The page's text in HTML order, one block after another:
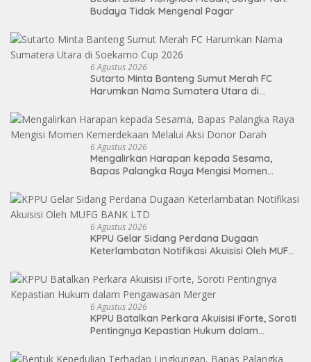
Budaya Tidak Mengenal Pagar
6 Agustus 2026
Sutarto Minta Banteng Sumut Merah FC
Harumkan Nama Sumatera Utara di
6 Agustus 2026
Mengalirkan Harapan kepada Sesama,
Bapas Palangka Raya Mengisi Momen
6 Agustus 2026
KPPU Gelar Sidang Perdana Dugaan
Keterlambatan Notifikasi Akuisisi Oleh MUFG
6 Agustus 2026
KPPU Batalkan Perkara Akuisisi iForte, Soroti
Pentingnya Kepastian Hukum dalam